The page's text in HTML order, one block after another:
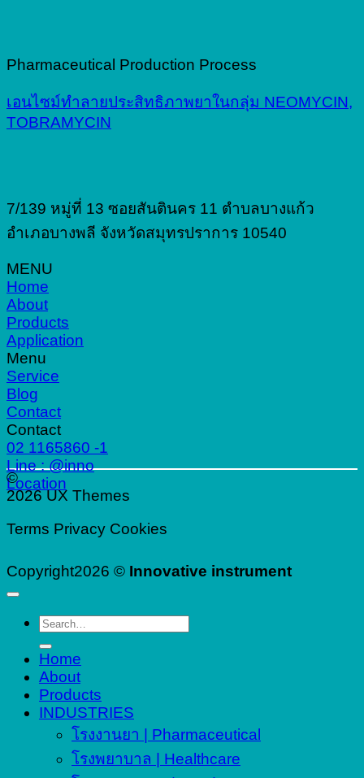
Pharmaceutical Production Process
เอนไซม์ทำลายประสิทธิภาพยาในกลุ่ม NEOMYCIN,
TOBRAMYCIN
7/139 หมู่ที่ 13 ซอยสันตินคร 11 ตำบลบางแก้ว
อำเภอบางพลี จังหวัดสมุทรปราการ 10540
MENU
Home
About
Products
Application
Menu
Service
Blog
Contact
Contact
02 1165860 -1
Line : @inno
Location
©
2026 UX Themes
Terms Privacy Cookies
Copyright2026 © Innovative instrument
Search
Home
About
Products
INDUSTRIES
โรงงานยา | Pharmaceutical
โรงพยาบาล | Healthcare